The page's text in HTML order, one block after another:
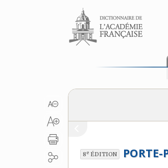
Aller au contenu
8e ÉDITION PORTE-